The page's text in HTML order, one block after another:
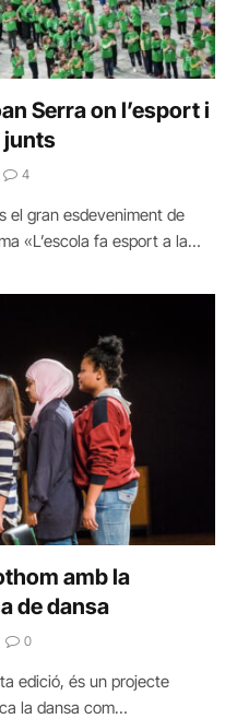
Serra on l’esport i
junts
4
el gran esdeveniment de
«L’escola fa esport a la…
amb la
de dansa
0
edició, és un projecte
la dansa com…